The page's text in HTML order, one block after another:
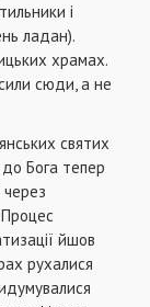
і
ладан).
храмах.
сюди, а не
святих
Бога тепер
Процес
йшов
рухалися